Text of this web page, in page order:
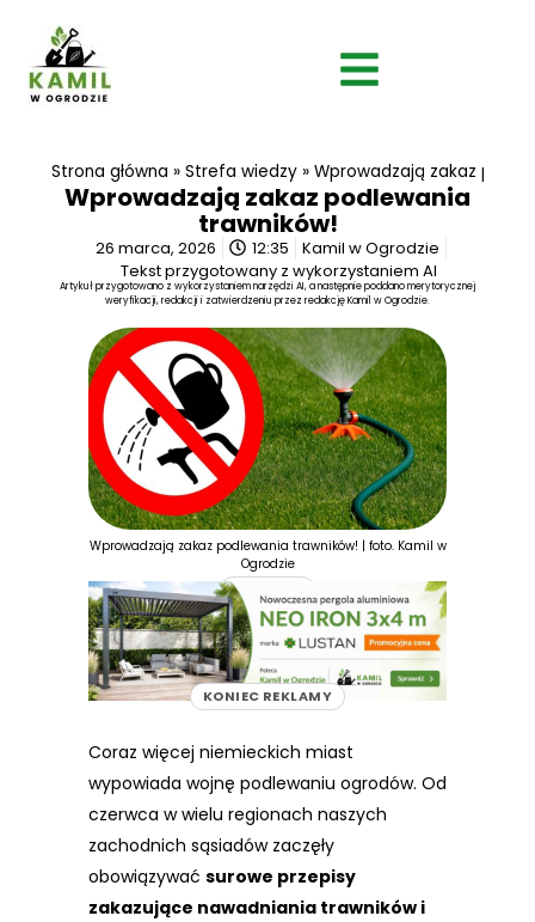
Strona główna » Strefa wiedzy» Wprowadzają zakaz
Wprowadzają zakaz podlewania
trawników!
26 marca, 2026 12:35
Kamil w Ogrodzie
Tekst przygotowany z wykorzystaniem AI
Artykuł przygotowano z wykorzystaniem narzędzi AI, a następnie poddano merytorycznej
weryfikacji, redakcji i zatwierdzeniu przez redakcję Kamil w Ogrodzie.
Wprowadzają zakaz podlewania trawników! | foto. Kamil w
Ogrodzie
REKLAMA
KONIEC REKLAMY
Coraz więcej niemieckich miast
wypowiada wojnę podlewaniu ogrodów. Od
czerwca w wielu regionach naszych
zachodnich sąsiadów zaczęły
obowiązywać surowe przepisy
zakazujące nawadniania trawników i